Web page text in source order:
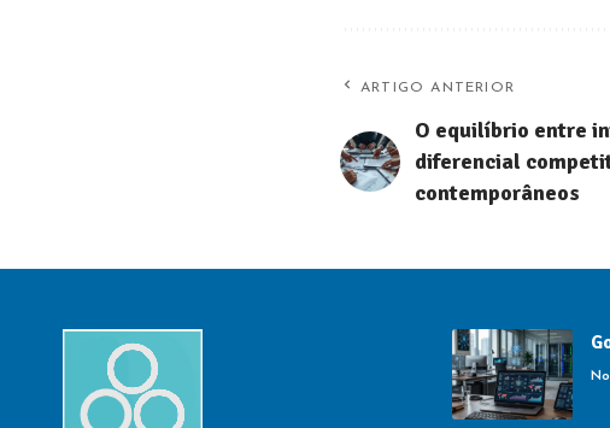
ARTIGO ANTERIOR
O equilíbrio entre
diferencial
contemporâneos